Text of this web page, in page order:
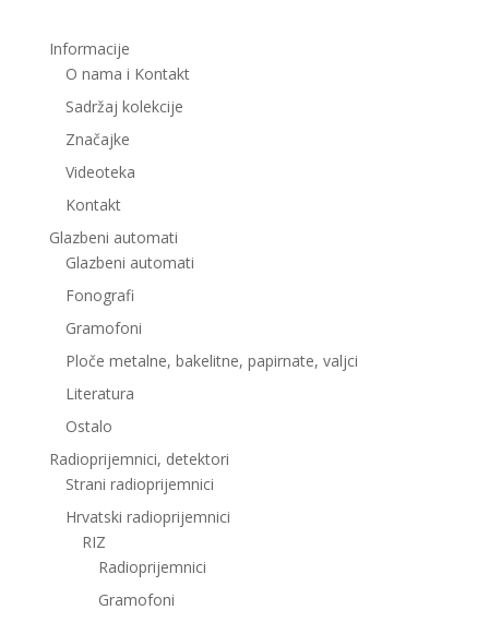
Informacije
O nama i Kontakt
Sadržaj kolekcije
Značajke
Videoteka
Kontakt
Glazbeni automati
Glazbeni automati
Fonografi
Gramofoni
Ploče metalne, bakelitne, papirnate, valjci
Literatura
Ostalo
Radioprijemnici, detektori
Strani radioprijemnici
Hrvatski radioprijemnici
RIZ
Radioprijemnici
Gramofoni